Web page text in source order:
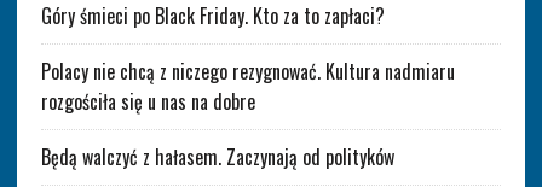
Góry śmieci po Black Friday. Kto za to zapłaci?
Polacy nie chcą z niczego rezygnować. Kultura nadmiaru
rozgościła się u nas na dobre
Będą walczyć z hałasem. Zaczynają od polityków